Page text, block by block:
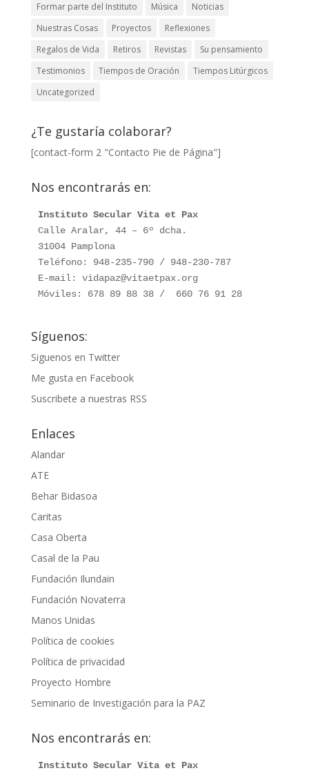
Formar parte del Instituto
Música
Noticias
Nuestras Cosas
Proyectos
Reflexiones
Regalos de Vida
Retiros Revistas
Su pensamiento
Testimonios
Tiempos de Oración
Tiempos Litúrgicos
Uncategorized
¿Te gustaría colaborar?
[contact-form 2 "Contacto Pie de Página"]
Nos encontrarás en:
Instituto Secular Vita et Pax
Calle Aralar, 44 – 6º dcha.
31004 Pamplona
Teléfono: 948-235-790 / 948-230-787
E-mail: vidapaz@vitaetpax.org
Móviles: 678 89 88 38 /  660 76 91 28
Síguenos:
Siguenos en Twitter
Me gusta en Facebook
Suscribete a nuestras RSS
Enlaces
Alandar
ATE
Behar Bidasoa
Caritas
Casa Oberta
Casal de la Pau
Fundación Ilundain
Fundación Novaterra
Manos Unidas
Política de cookies
Política de privacidad
Proyecto Hombre
Seminario de Investigación para la PAZ
Nos encontrarás en:
Instituto Secular Vita et Pax